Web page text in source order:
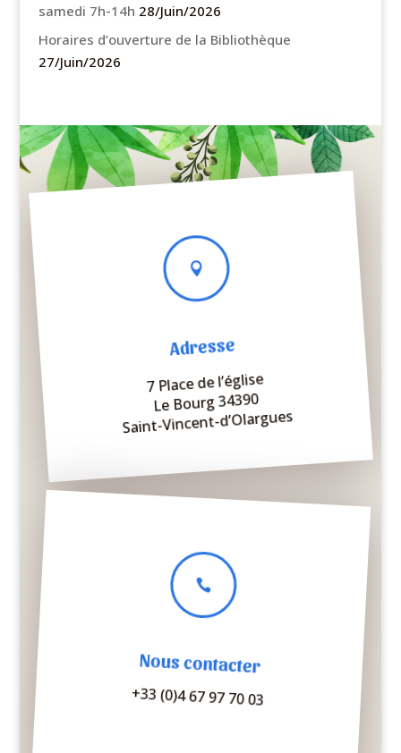
samedi 7h-14h 28/Juin/2026
Horaires d’ouverture de la Bibliothèque
27/Juin/2026

Adresse
7 Place de l’église
Le Bourg 34390
Saint-Vincent-d’Olargues

Nous contacter
+33 (0)4 67 97 70 03